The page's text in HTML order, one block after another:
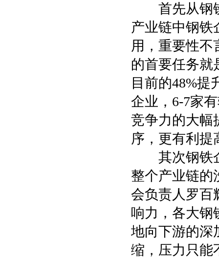
首先从钢铁
产业链中钢铁
用，重要性不
的首要任务就
目前的48%提
企业，6-7家
竞争力的大幅
序，更有利提
其次钢铁企
整个产业链的
会负责人罗百
响力，各大钢
地向下游的深
缩，压力只能